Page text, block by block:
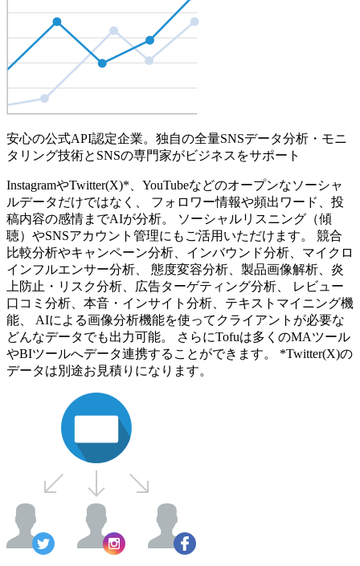
安心の公式API認定企業。独自の全量SNSデータ分析・モニ
タリング技術とSNSの専門家がビジネスをサポート
InstagramやTwitter(X)*、YouTubeなどのオープンなソーシャ
ルデータだけではなく、 フォロワー情報や頻出ワード、投
稿内容の感情までAIが分析。 ソーシャルリスニング（傾
聴）やSNSアカウント管理にもご活用いただけます。 競合
比較分析やキャンペーン分析、インバウンド分析、マイクロ
インフルエンサー分析、 態度変容分析、製品画像解析、炎
上防止・リスク分析、広告ターゲティング分析、 レビュー
口コミ分析、本音・インサイト分析、テキストマイニング機
能、 AIによる画像分析機能を使ってクライアントが必要な
どんなデータでも出力可能。 さらにTofuは多くのMAツール
やBIツールへデータ連携することができます。 *Twitter(X)の
データは別途お見積りになります。